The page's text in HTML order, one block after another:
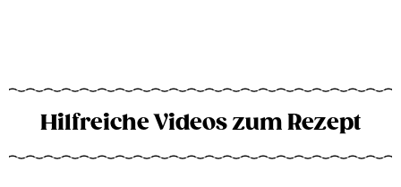
Hilfreiche Videos zum Rezept